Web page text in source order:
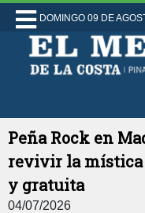
DOMINGO 09 DE
Peña Rock en
revivir la mística
y gratuita
04/07/2026